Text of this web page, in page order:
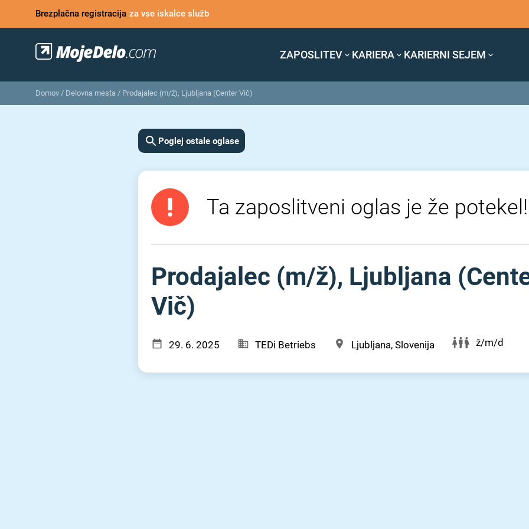
Brezplačna registracija za vse iskalce služb
ZAPOSLITEV KARIERA KARIERNI SEJEM
Domov / Delovna mesta / Prodajalec (m/ž), Ljubljana (Center Vič)
Poglej ostale oglase
Ta zaposlitveni oglas je že potekel!
Prodajalec (m⁠/⁠ž), Ljubljana
Vič)
29. 6. 2025 TEDi Betriebs Ljubljana, Slovenija ž/m/d